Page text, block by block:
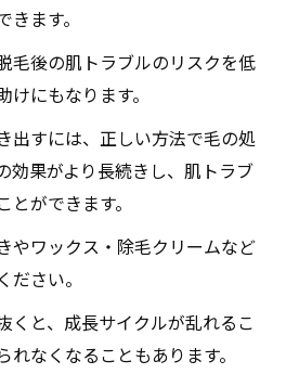
ます。
毛後の肌トラブルのリスクを低
にもなります。
出すには、正しい方法で毛の処
効果がより長続きし、肌トラブ
ができます。
やワックス・除毛クリームなど
さい。
くと、成長サイクルが乱れるこ
れなくなることもあります。